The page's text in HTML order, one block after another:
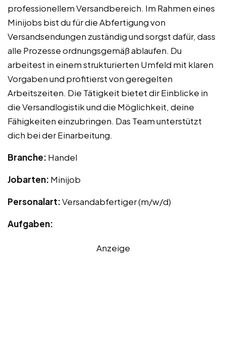
professionellem Versandbereich. Im Rahmen eines
Minijobs bist du für die Abfertigung von
Versandsendungen zuständig und sorgst dafür, dass
alle Prozesse ordnungsgemäß ablaufen. Du
arbeitest in einem strukturierten Umfeld mit klaren
Vorgaben und profitierst von geregelten
Arbeitszeiten. Die Tätigkeit bietet dir Einblicke in
die Versandlogistik und die Möglichkeit, deine
Fähigkeiten einzubringen. Das Team unterstützt
dich bei der Einarbeitung.
Branche: Handel
Jobarten: Minijob
Personalart:Versandabfertiger (m/w/d)
Aufgaben:
Anzeige